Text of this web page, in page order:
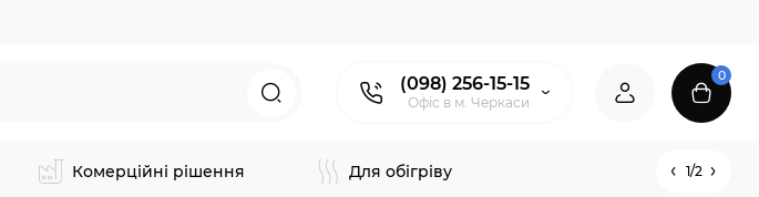
(098) 256-15-15
Офіс в м. Черкаси
0
Комерційні рішення Для обігріву 1/2